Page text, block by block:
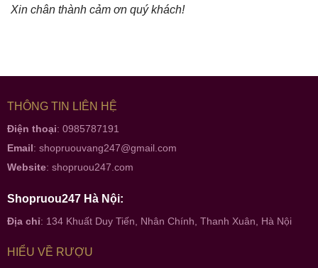
Xin chân thành cảm ơn quý khách!
THÔNG TIN LIÊN HỆ
Điện thoại: 0985787191
Email: shopruouvang247@gmail.com
Website: shopruou247.com
Shopruou247 Hà Nội:
Địa chỉ: 134 Khuất Duy Tiến, Nhân Chính, Thanh Xuân, Hà Nội
HIỂU VỀ RƯỢU